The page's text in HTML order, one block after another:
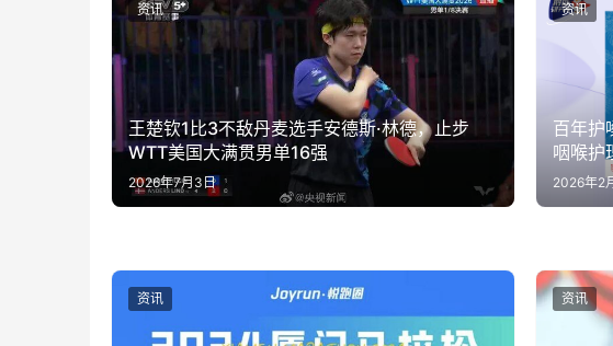
王楚钦1比3不敌丹麦选手安德斯·林德，止步
WTT美国大满贯男单16强
2026年7月3日
资讯
百年护
咽喉护
2026年2
资讯
资讯 资讯